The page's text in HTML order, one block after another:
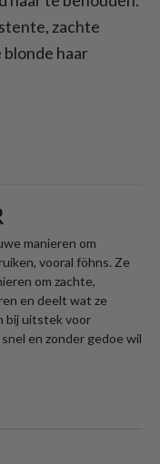
zachte
haar
manieren om
vooral föhns. Ze
om zachte,
en deelt wat ze
bij uitstek voor
en zonder gedoe wil